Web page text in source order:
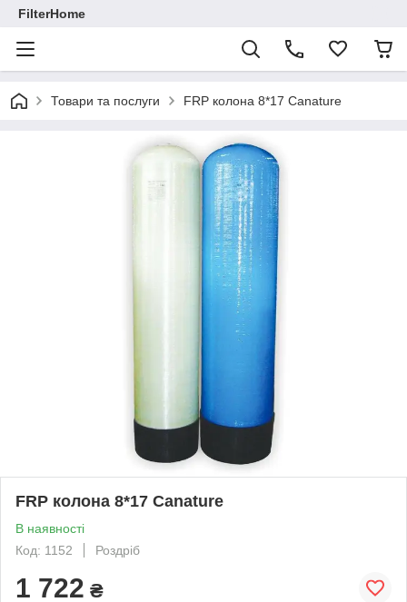
FilterHome
Товари та послуги FRP колона 8*17 Canature
FRP колона 8*17 Canature
В наявності
Код: 1152
Роздріб
1 722 ₴